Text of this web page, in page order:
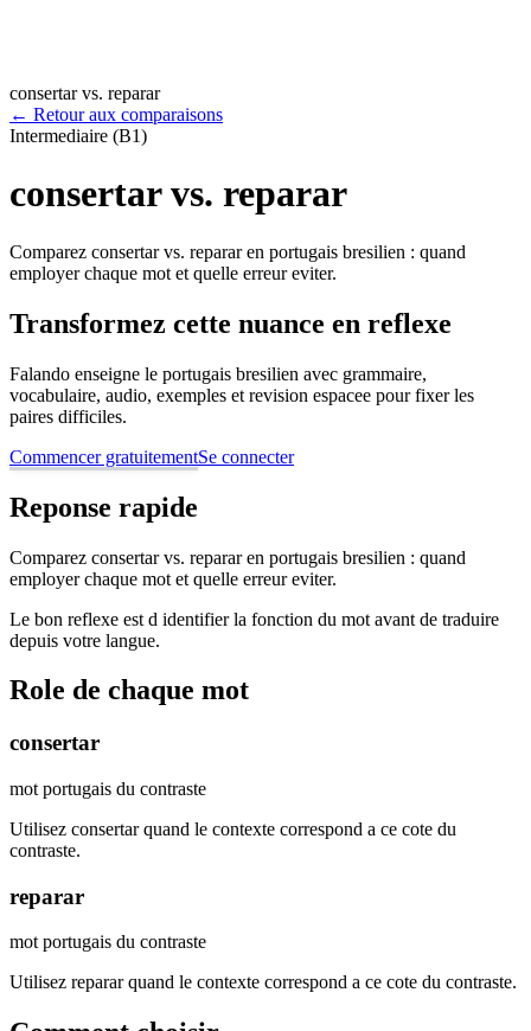
consertar vs. reparar
← Retour aux comparaisons
Intermediaire (B1)
consertar vs. reparar
Comparez consertar vs. reparar en portugais bresilien : quand
employer chaque mot et quelle erreur eviter.
Transformez cette nuance en reflexe
Falando enseigne le portugais bresilien avec grammaire,
vocabulaire, audio, exemples et revision espacee pour fixer les
paires difficiles.
Commencer gratuitementSe connecter
Reponse rapide
Comparez consertar vs. reparar en portugais bresilien : quand
employer chaque mot et quelle erreur eviter.
Le bon reflexe est d identifier la fonction du mot avant de traduire
depuis votre langue.
Role de chaque mot
consertar
mot portugais du contraste
Utilisez consertar quand le contexte correspond a ce cote du
contraste.
reparar
mot portugais du contraste
Utilisez reparar quand le contexte correspond a ce cote du contraste.